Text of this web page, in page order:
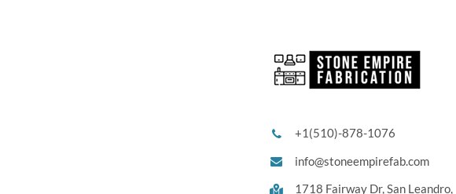
+1(510)-878-1076
info@stoneempirefab.com
1718 Fairway Dr,San Leandro,